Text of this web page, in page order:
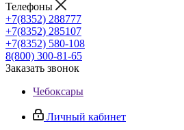
Телефоны
+7(8352) 288777
+7(8352) 285107
+7(8352) 580-108
8(800) 300-81-65
Заказать звонок
Чебоксары
Личный кабинет